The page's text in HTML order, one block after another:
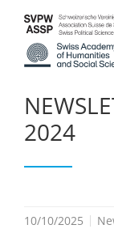
2024
10/10/2025